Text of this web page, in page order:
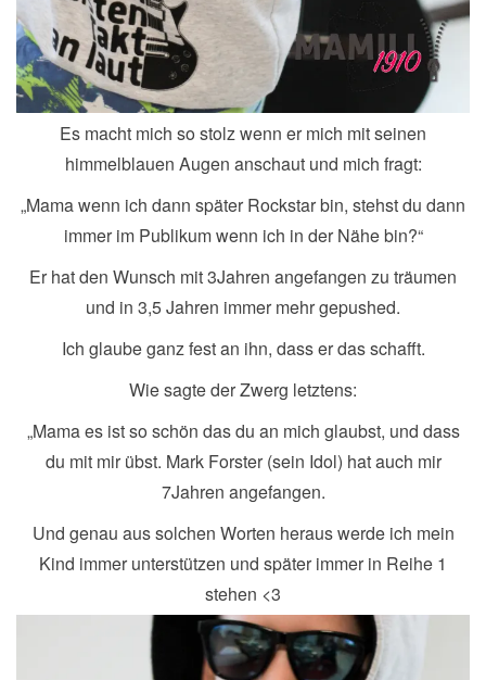
Es macht mich so stolz wenn er mich mit seinen
himmelblauen Augen anschaut und mich fragt:
„Mama wenn ich dann später Rockstar bin, stehst du dann
immer im Publikum wenn ich in der Nähe bin?“
Er hat den Wunsch mit 3Jahren angefangen zu träumen
und in 3,5 Jahren immer mehr gepushed.
Ich glaube ganz fest an ihn, dass er das schafft.
Wie sagte der Zwerg letztens:
„Mama es ist so schön das du an mich glaubst, und dass
du mit mir übst. Mark Forster (sein Idol) hat auch mir
7Jahren angefangen.
Und genau aus solchen Worten heraus werde ich mein
Kind immer unterstützen und später immer in Reihe 1
stehen <3